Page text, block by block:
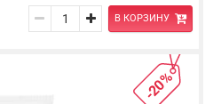
В КОРЗИНУ
-20%